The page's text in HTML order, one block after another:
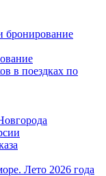
бронирование
в поездках по
Лето 2026 года